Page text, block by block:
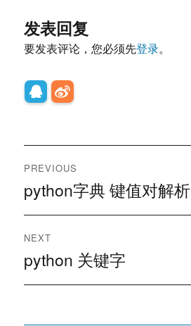
发表回复
要发表评论，您必须先登录。
文
章
导
航
PREVIOUS
Previous
post:
python字典 键值对解析
NEXT
Next
post:
python 关键字